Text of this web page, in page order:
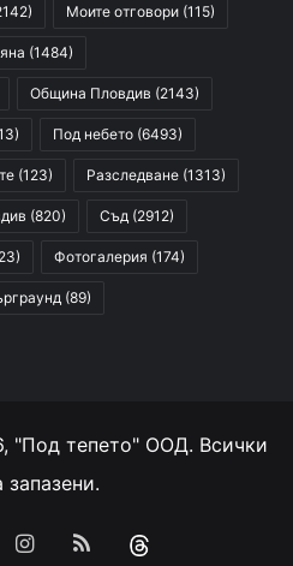
Моите отговори (115)
(1484)
Община Пловдив (2143)
Под небето (6493)
(123) Разследване (1313)
(820) Съд (2912)
Фотогалерия (174)
(89)
"Под тепето" ООД. Всички
запазени.
Instagram
RSS